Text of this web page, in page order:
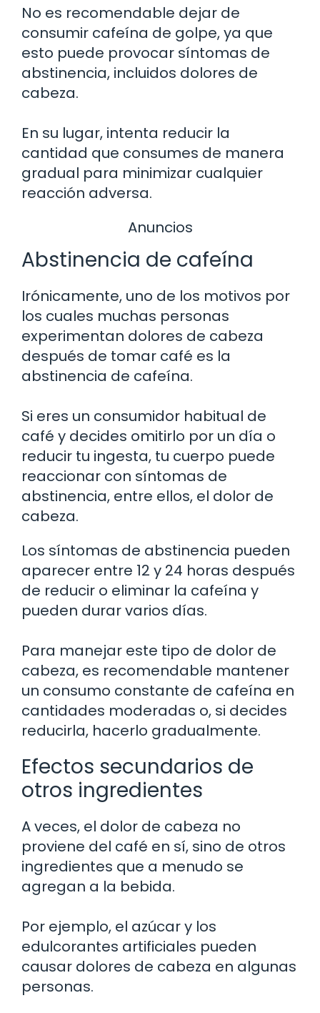
No es recomendable dejar de
consumir cafeína de golpe, ya que
esto puede provocar síntomas de
abstinencia, incluidos dolores de
cabeza.
En su lugar, intenta reducir la
cantidad que consumes de manera
gradual para minimizar cualquier
reacción adversa.
Anuncios
Abstinencia de cafeína
Irónicamente, uno de los motivos por
los cuales muchas personas
experimentan dolores de cabeza
después de tomar café es la
abstinencia de cafeína.
Si eres un consumidor habitual de
café y decides omitirlo por un día o
reducir tu ingesta, tu cuerpo puede
reaccionar con síntomas de
abstinencia, entre ellos, el dolor de
cabeza.
Los síntomas de abstinencia pueden
aparecer entre 12 y 24 horas después
de reducir o eliminar la cafeína y
pueden durar varios días.
Para manejar este tipo de dolor de
cabeza, es recomendable mantener
un consumo constante de cafeína en
cantidades moderadas o, si decides
reducirla, hacerlo gradualmente.
Efectos secundarios de
otros ingredientes
A veces, el dolor de cabeza no
proviene del café en sí, sino de otros
ingredientes que a menudo se
agregan a la bebida.
Por ejemplo, el azúcar y los
edulcorantes artificiales pueden
causar dolores de cabeza en algunas
personas.